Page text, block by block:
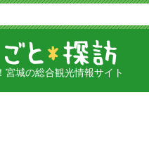
宮城の総合観光情報サイト